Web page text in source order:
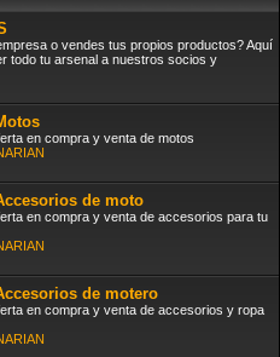
o vendes tus propios productos? Aquí
todo tu arsenal a nuestros socios y
en compra y venta de motos
de moto
en compra y venta de accesorios para tu
de motero
en compra y venta de accesorios y ropa